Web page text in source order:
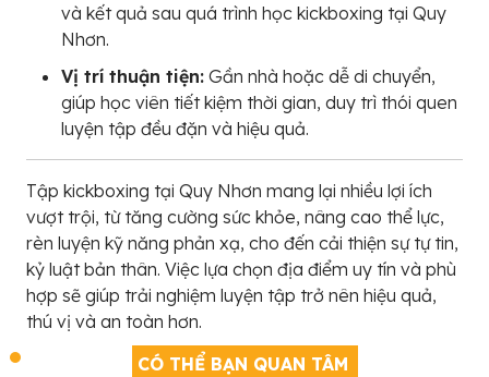
và kết quả sau quá trình học kickboxing tại Quy
Nhơn.
Vị trí thuận tiện: Gần nhà hoặc dễ di chuyển,
giúp học viên tiết kiệm thời gian, duy trì thói quen
luyện tập đều đặn và hiệu quả.
Tập kickboxing tại Quy Nhơn mang lại nhiều lợi ích
vượt trội, từ tăng cường sức khỏe, nâng cao thể lực,
rèn luyện kỹ năng phản xạ, cho đến cải thiện sự tự tin,
kỷ luật bản thân. Việc lựa chọn địa điểm uy tín và phù
hợp sẽ giúp trải nghiệm luyện tập trở nên hiệu quả,
thú vị và an toàn hơn.
CÓ THỂ BẠN QUAN TÂM